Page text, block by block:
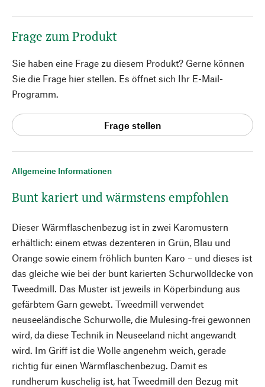
Allgemeine Informationen
Bunt kariert und wärmstens empfohlen
Dieser Wärmflaschenbezug ist in zwei Karomustern
erhältlich: einem etwas dezenteren in Grün, Blau und
Orange sowie einem fröhlich bunten Karo – und dieses ist
das gleiche wie bei der bunt karierten Schurwolldecke von
Tweedmill. Das Muster ist jeweils in Köperbindung aus
gefärbtem Garn gewebt. Tweedmill verwendet
neuseeländische Schurwolle, die Mulesing-frei gewonnen
wird, da diese Technik in Neuseeland nicht angewandt
wird. Im Griff ist die Wolle angenehm weich, gerade
richtig für einen Wärmflaschenbezug. Damit es
rundherum kuschelig ist, hat Tweedmill den Bezug mit
Frage zum Produkt
Sie haben eine Frage zu diesem Produkt? Gerne können
Sie die Frage hier stellen. Es öffnet sich Ihr E-Mail-
Programm.
Frage stellen